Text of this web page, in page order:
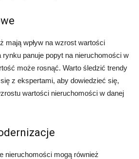
mają wpływ na wzrost wartości
panuje popyt na nieruchomości w
może rosnąć. Warto śledzić trendy
z ekspertami, aby dowiedzieć się,
wartości nieruchomości w danej
nieruchomości mogą również